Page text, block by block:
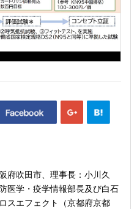
府吹田市、理事長：小川久
医学・疫学情報部長及び白石
スエフェクト（京都府京都